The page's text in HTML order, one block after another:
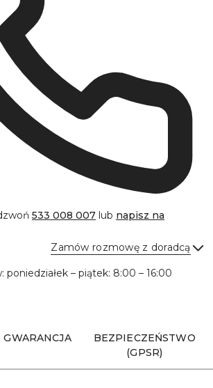
533 008 007 lub napisz na
Zamów rozmowę z doradcą
poniedziałek – piątek: 8:00 – 16:00
GWARANCJA
BEZPIECZEŃSTWO
(GPSR)